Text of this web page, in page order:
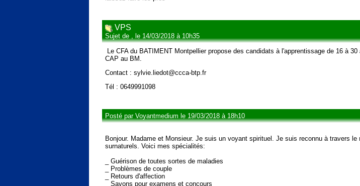
VPS
Sujet de , le 14/03/2018 à 10h35
Le CFA du BATIMENT Montpellier propose des candidats à l'apprentissage de 16 à
CAP au BM.
Contact : sylvie.liedot@ccca-btp.fr
Tél : 0649991098
Posté par Voyantmedium le 19/03/2018 à 18h10
Bonjour. Madame et Monsieur. Je suis un voyant spirituel. Je suis reconnu à travers
surnaturels. Voici mes spécialités:
_ Guérison de toutes sortes de maladies
_ Problèmes de couple
_ Retours d'affection
_ Savons pour examens et concours